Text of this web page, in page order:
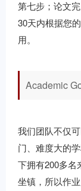
第七步；论文
30天内根据您
用。
Academic
我们团队不仅
门、难度大的
下拥有200多名
坐镇，所以作